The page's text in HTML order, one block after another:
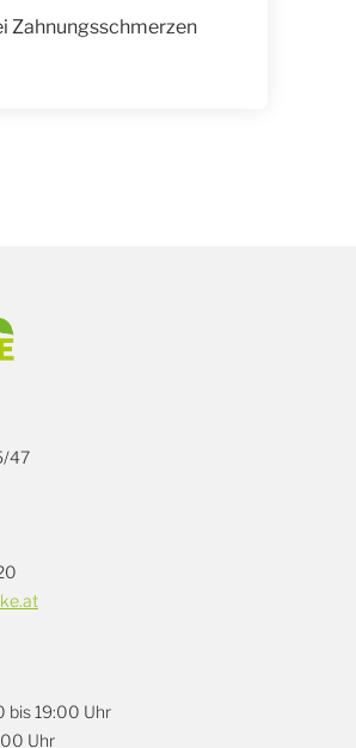
Zahnungsschmerzen
47
bis 19:00 Uhr
Uhr